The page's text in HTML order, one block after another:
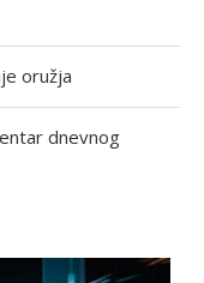
oružja
dnevnog